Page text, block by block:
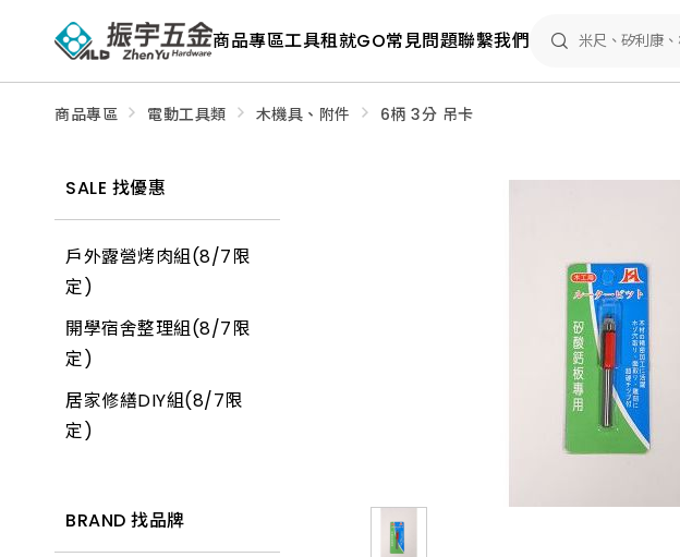
專
商品專區工具租就GO常見問題聯繫我們
商品專區 電動工具類 木機具、附件 6柄 3分 吊卡
SALE 找優惠
戶外露營烤肉組(8/7限
定)
開學宿舍整理組(8/7限
定)
居家修繕DIY組(8/7限
定)
BRAND 找品牌